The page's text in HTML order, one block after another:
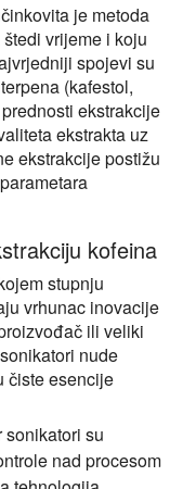
je metoda
vrijeme i koju
spojevi su
(kafestol,
ekstrakcije
ekstrakta uz
ekstrakcije postižu
kofeina
stupnju
vrhunac inovacije
ili veliki
nude
čiste esencije
sonikatori su
nad procesom